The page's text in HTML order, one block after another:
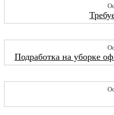
Подработка на уборке